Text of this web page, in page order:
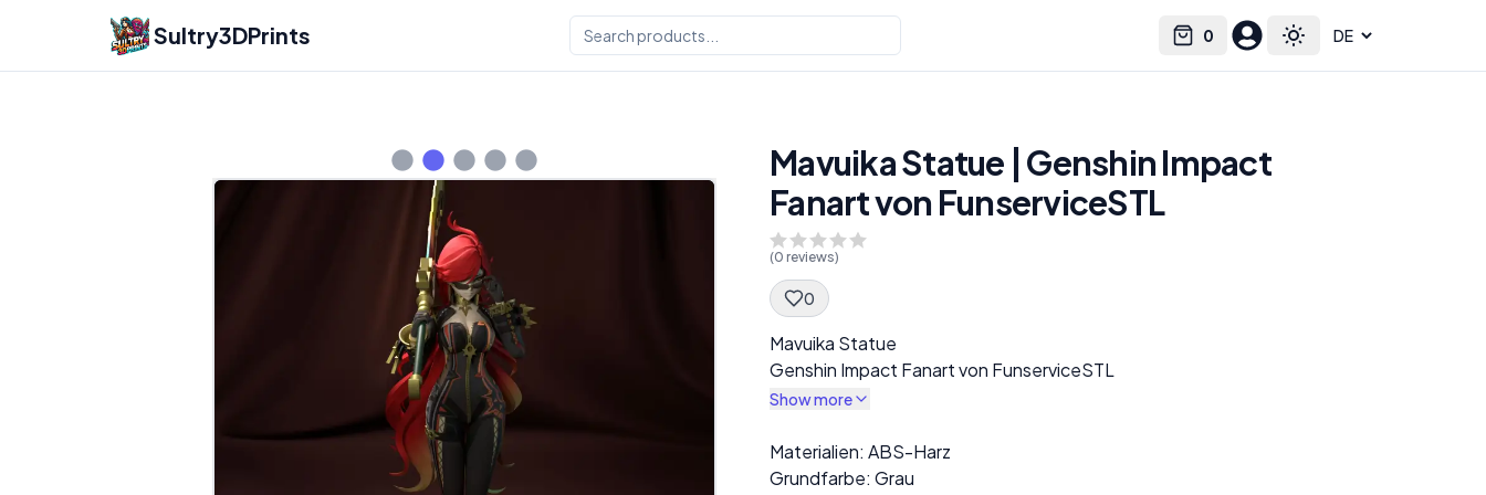
Sultry3DPrints 0
Cart Toggle theme
Select language
Mavuika Statue | Genshin Impact
Fanart von FunserviceSTL
(0 reviews)
0
Spec Description
Mavuika Statue
Genshin Impact Fanart von FunserviceSTL
Show more
Description
Materialien: ABS-Harz
Grundfarbe: Grau